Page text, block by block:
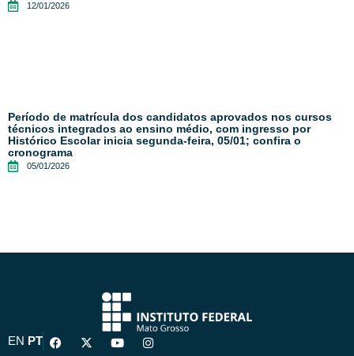
12/01/2026
Período de matrícula dos candidatos aprovados nos cursos
técnicos integrados ao ensino médio, com ingresso por
Histórico Escolar inicia segunda-feira, 05/01; confira o
cronograma
05/01/2026
EN PT
F
a
X
-
Y
o
I
n